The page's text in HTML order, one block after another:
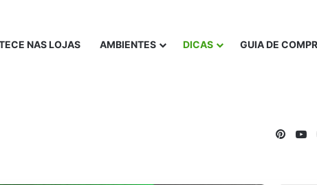
NAS LOJAS AMBIENTES DICAS GUIA DE